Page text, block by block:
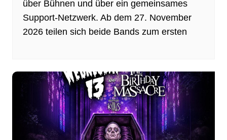
über Bühnen und über ein gemeinsames
Support-Netzwerk. Ab dem 27. November
2026 teilen sich beide Bands zum ersten